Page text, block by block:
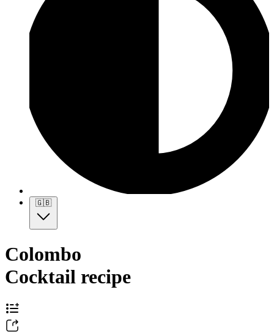
🇬🇧
Colombo
Cocktail recipe